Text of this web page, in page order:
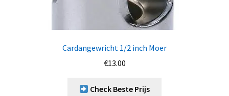
Cardangewricht 1/2 inch Moer
€13.00
Check Beste Prijs